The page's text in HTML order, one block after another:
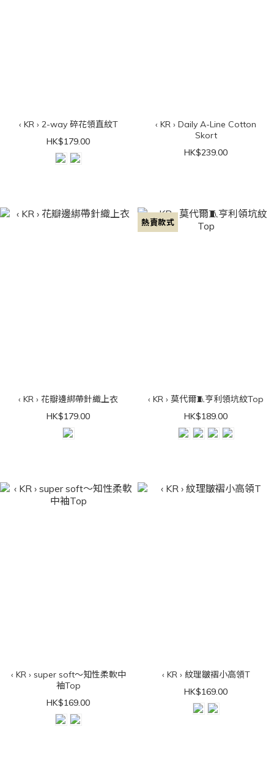
‹ KR › 2-way 碎花領直紋T
HK$179.00
‹ KR › Daily A-Line Cotton
Skort
HK$239.00
‹ KR › 花瓣邊綁帶針織上衣
HK$179.00
熱賣款式
‹ KR › 莫代爾🧵亨利領坑紋Top
HK$189.00
‹ KR › super soft～知性柔軟中
袖Top
HK$169.00
‹ KR › 紋理皺褶小高領T
HK$169.00